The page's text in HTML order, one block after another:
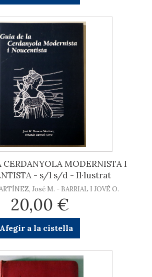
CERDANYOLA MODERNISTA I
- s/l s/d - Il·lustrat
José M. - BARRIAL I JOVÉ O.
20,00 €
Afegir a la cistella